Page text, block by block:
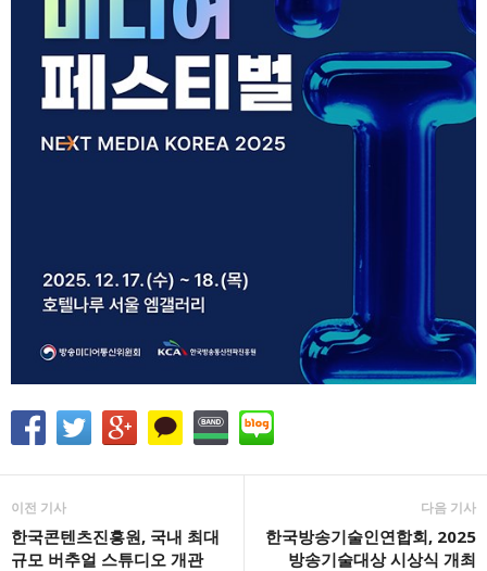
이전 기사
한국콘텐츠진흥원, 국내 최대
규모 버추얼 스튜디오 개관
다음 기사
한국방송기술인연합회, 2025
방송기술대상 시상식 개최